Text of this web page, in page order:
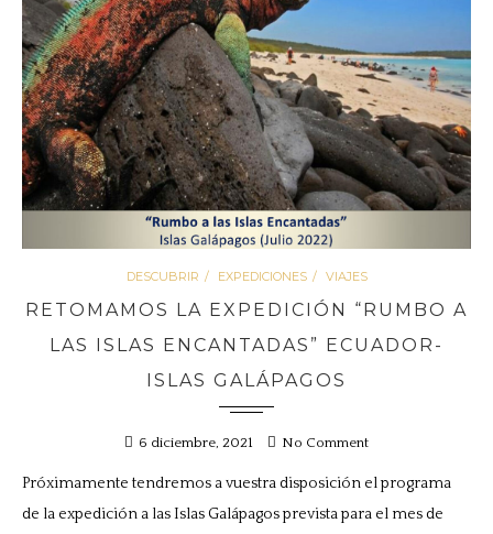
DESCUBRIR EXPEDICIONES VIAJES
RETOMAMOS LA EXPEDICIÓN “RUMBO A
LAS ISLAS ENCANTADAS” ECUADOR-
ISLAS GALÁPAGOS
6 diciembre, 2021 No Comment
Próximamente tendremos a vuestra disposición el programa
de la expedición a las Islas Galápagos prevista para el mes de